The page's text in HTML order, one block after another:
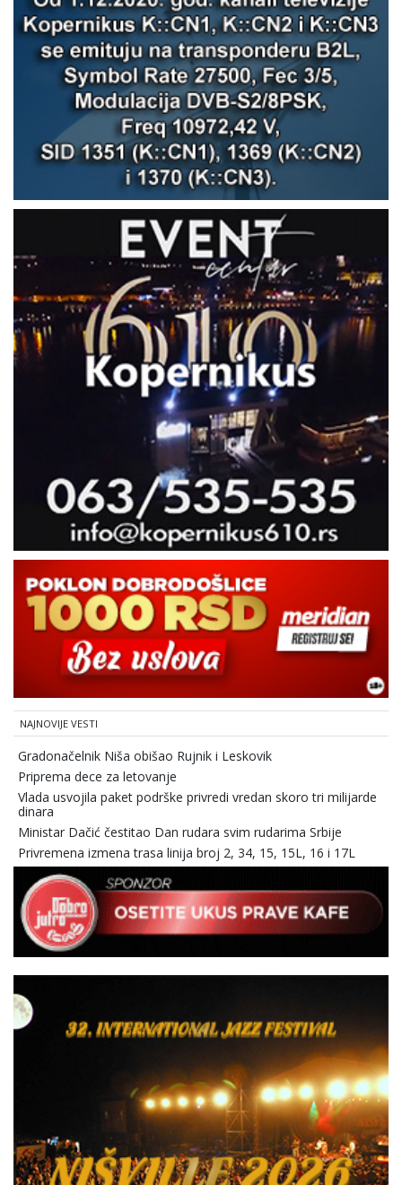
NAJNOVIJE VESTI
Gradonačelnik Niša obišao Rujnik i Leskovik
Priprema dece za letovanje
Vlada usvojila paket podrške privredi vredan skoro tri milijarde
dinara
Ministar Dačić čestitao Dan rudara svim rudarima Srbije
Privremena izmena trasa linija broj 2, 34, 15, 15L, 16 i 17L